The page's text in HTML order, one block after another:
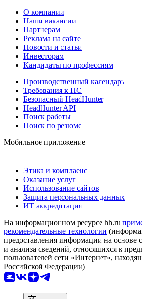
О компании
Наши вакансии
Партнерам
Реклама на сайте
Новости и статьи
Инвесторам
Кандидаты по профессиям
Производственный календарь
Требования к ПО
Безопасный HeadHunter
HeadHunter API
Поиск работы
Поиск по резюме
Мобильное приложение
Этика и комплаенс
Оказание услуг
Использование сайтов
Защита персональных данных
ИТ аккредитация
На информационном ресурсе hh.ru
рекомендательные технологии
предоставления информации на основе
и анализа сведений, относящихся к
пользователей сети «Интернет»,
Российской Федерации)